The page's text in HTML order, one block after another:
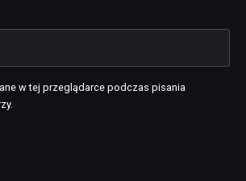
w tej przeglądarce podczas pisania